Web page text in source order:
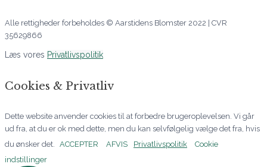
Alle rettigheder forbeholdes © Aarstidens Blomster 2022 | CVR
35629866
Læs vores Privatlivspolitik
Cookies & Privatliv
Dette website anvender cookies til at forbedre brugeroplevelsen. Vi går
ud fra, at du er ok med dette, men du kan selvfølgelig vælge det fra, hvis
du ønsker det. ACCEPTER AFVIS Privatlivspolitik
Cookie
indstillinger